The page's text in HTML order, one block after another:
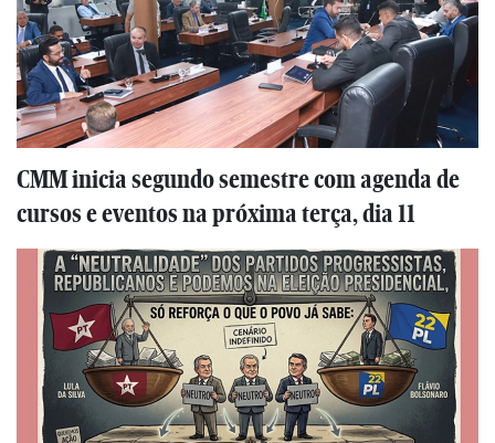
CMM inicia segundo semestre com agenda de
cursos e eventos na próxima terça, dia 11